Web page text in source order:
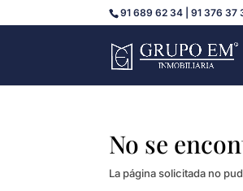
91 689 62 34 | 91 376 37
No se
La página solicitada no